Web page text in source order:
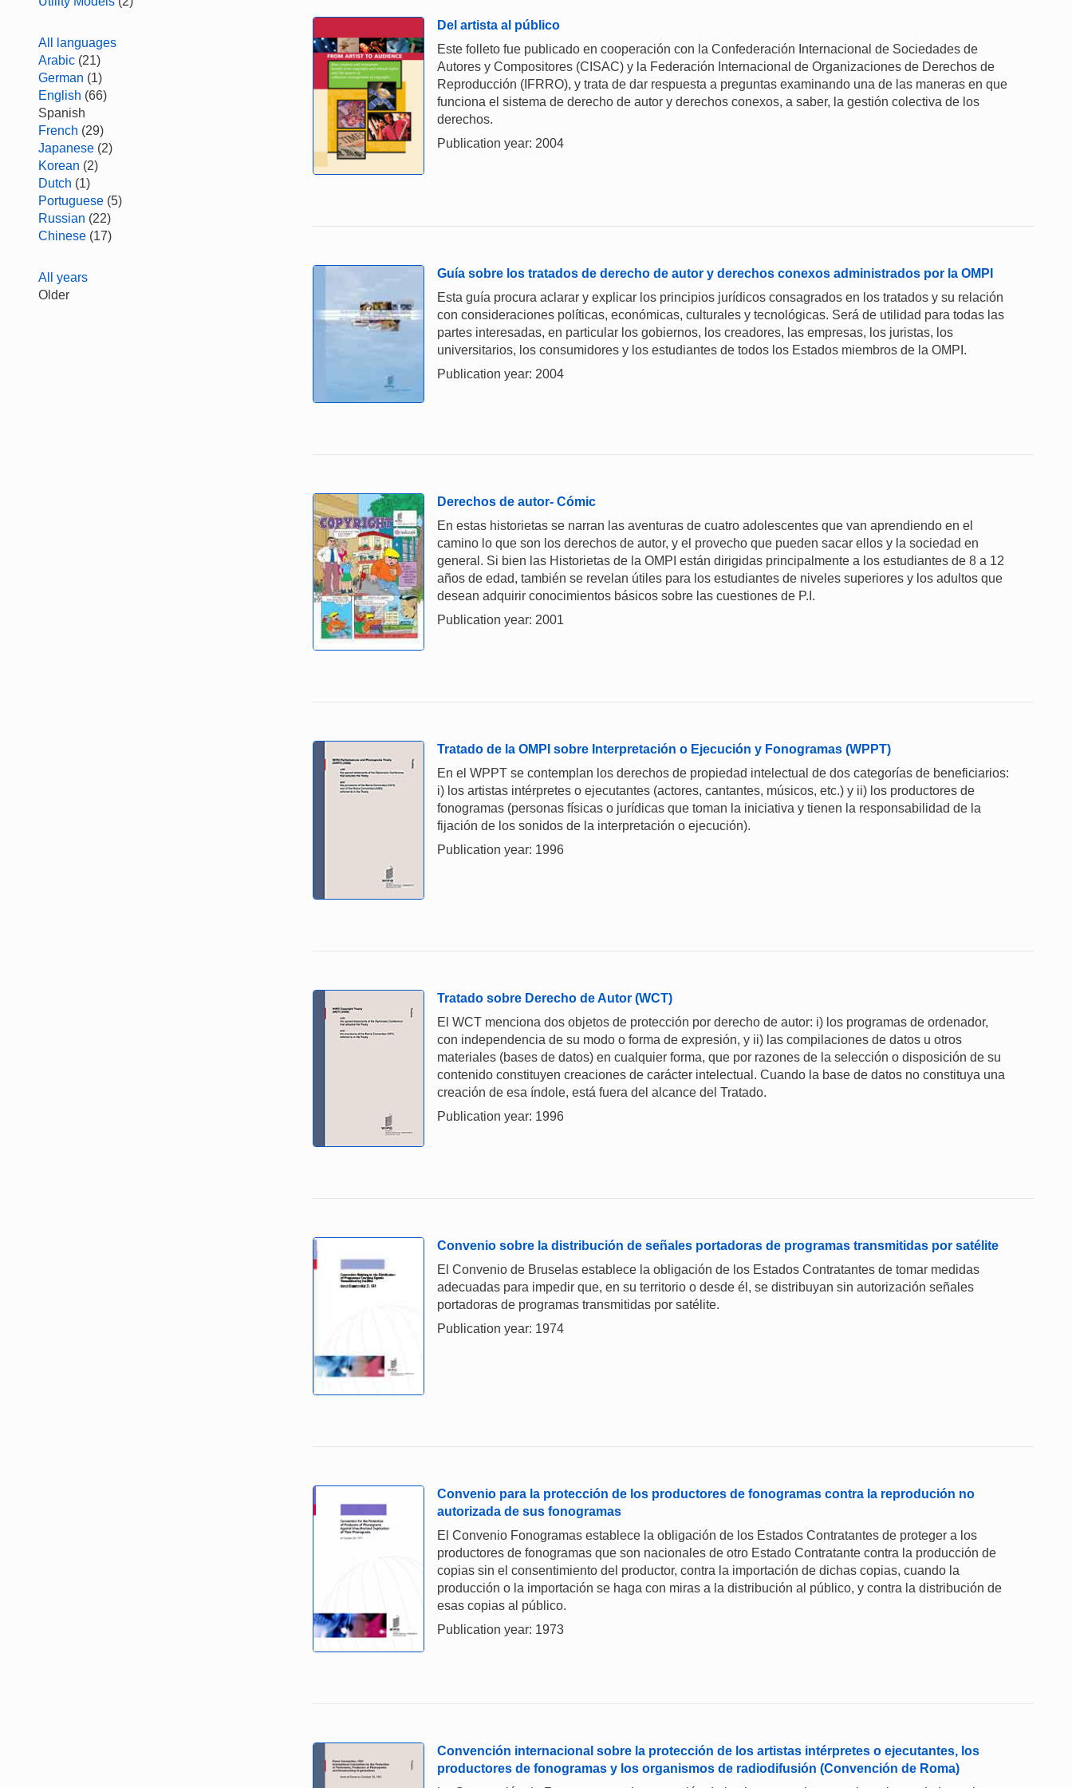
All languages
Arabic (21)
German (1)
English (66)
Spanish
French (29)
Japanese (2)
Korean (2)
Dutch (1)
Portuguese (5)
Russian (22)
Chinese (17)
All years
Older
Del artista al público
Este folleto fue publicado en cooperación con la Confederación Internacional de Sociedades de
Autores y Compositores (CISAC) y la Federación Internacional de Organizaciones de Derechos de
Reproducción (IFRRO), y trata de dar respuesta a preguntas examinando una de las maneras en que
funciona el sistema de derecho de autor y derechos conexos, a saber, la gestión colectiva de los
derechos.
Publication year: 2004
Guía sobre los tratados de derecho de autor y derechos conexos administrados por la OMPI
Esta guía procura aclarar y explicar los principios jurídicos consagrados en los tratados y su relación
con consideraciones políticas, económicas, culturales y tecnológicas. Será de utilidad para todas las
partes interesadas, en particular los gobiernos, los creadores, las empresas, los juristas, los
universitarios, los consumidores y los estudiantes de todos los Estados miembros de la OMPI.
Publication year: 2004
Derechos de autor- Cómic
En estas historietas se narran las aventuras de cuatro adolescentes que van aprendiendo en el
camino lo que son los derechos de autor, y el provecho que pueden sacar ellos y la sociedad en
general. Si bien las Historietas de la OMPI están dirigidas principalmente a los estudiantes de 8 a 12
años de edad, también se revelan útiles para los estudiantes de niveles superiores y los adultos que
desean adquirir conocimientos básicos sobre las cuestiones de P.I.
Publication year: 2001
Tratado de la OMPI sobre Interpretación o Ejecución y Fonogramas (WPPT)
En el WPPT se contemplan los derechos de propiedad intelectual de dos categorías de beneficiarios:
i) los artistas intérpretes o ejecutantes (actores, cantantes, músicos, etc.) y ii) los productores de
fonogramas (personas físicas o jurídicas que toman la iniciativa y tienen la responsabilidad de la
fijación de los sonidos de la interpretación o ejecución).
Publication year: 1996
Tratado sobre Derecho de Autor (WCT)
El WCT menciona dos objetos de protección por derecho de autor: i) los programas de ordenador,
con independencia de su modo o forma de expresión, y ii) las compilaciones de datos u otros
materiales (bases de datos) en cualquier forma, que por razones de la selección o disposición de su
contenido constituyen creaciones de carácter intelectual. Cuando la base de datos no constituya una
creación de esa índole, está fuera del alcance del Tratado.
Publication year: 1996
Convenio sobre la distribución de señales portadoras de programas transmitidas por satélite
El Convenio de Bruselas establece la obligación de los Estados Contratantes de tomar medidas
adecuadas para impedir que, en su territorio o desde él, se distribuyan sin autorización señales
portadoras de programas transmitidas por satélite.
Publication year: 1974
Convenio para la protección de los productores de fonogramas contra la reprodución no
autorizada de sus fonogramas
El Convenio Fonogramas establece la obligación de los Estados Contratantes de proteger a los
productores de fonogramas que son nacionales de otro Estado Contratante contra la producción de
copias sin el consentimiento del productor, contra la importación de dichas copias, cuando la
producción o la importación se haga con miras a la distribución al público, y contra la distribución de
esas copias al público.
Publication year: 1973
Convención internacional sobre la protección de los artistas intérpretes o ejecutantes, los
productores de fonogramas y los organismos de radiodifusión (Convención de Roma)